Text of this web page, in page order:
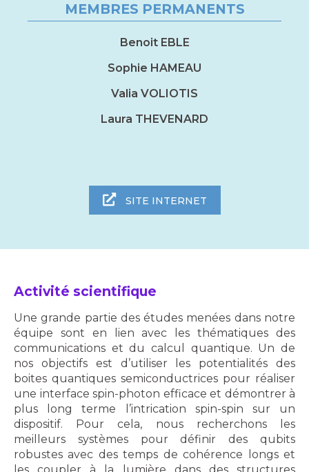
MEMBRES PERMANENTS
Benoit EBLE
Sophie HAMEAU
Valia VOLIOTIS
Laura THEVENARD
SITE INTERNET
Activité scientifique
Une grande partie des études menées dans notre
équipe sont en lien avec les thématiques des
communications et du calcul quantique. Un de
nos objectifs est d’utiliser les potentialités des
boites quantiques semiconductrices pour réaliser
une interface spin-photon efficace et démontrer à
plus long terme l’intrication spin-spin sur un
dispositif. Pour cela, nous recherchons les
meilleurs systèmes pour définir des qubits
robustes avec des temps de cohérence longs et